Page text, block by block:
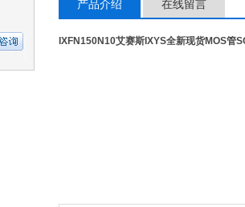
产品介绍 在线留言
IXFN150N10艾赛斯IXYS全新现货MOS管